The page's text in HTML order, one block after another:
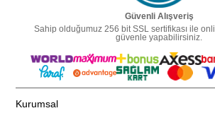
Güvenli Alışveriş
Sahip olduğumuz 256 bit SSL sertifikası ile
güvenle yapabilirsiniz.
Kurumsal